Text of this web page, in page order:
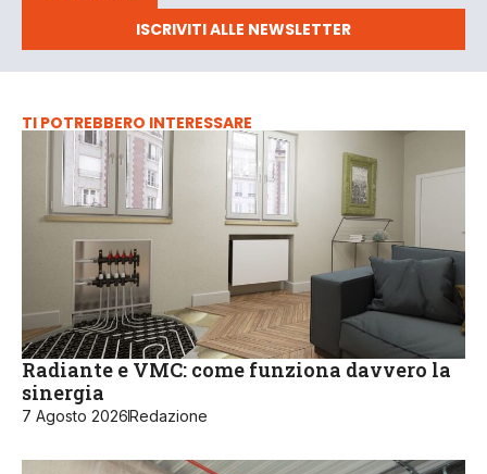
ISCRIVITI ALLE NEWSLETTER
TI POTREBBERO INTERESSARE
Radiante e VMC: come funziona davvero la
sinergia
7 Agosto 2026Redazione